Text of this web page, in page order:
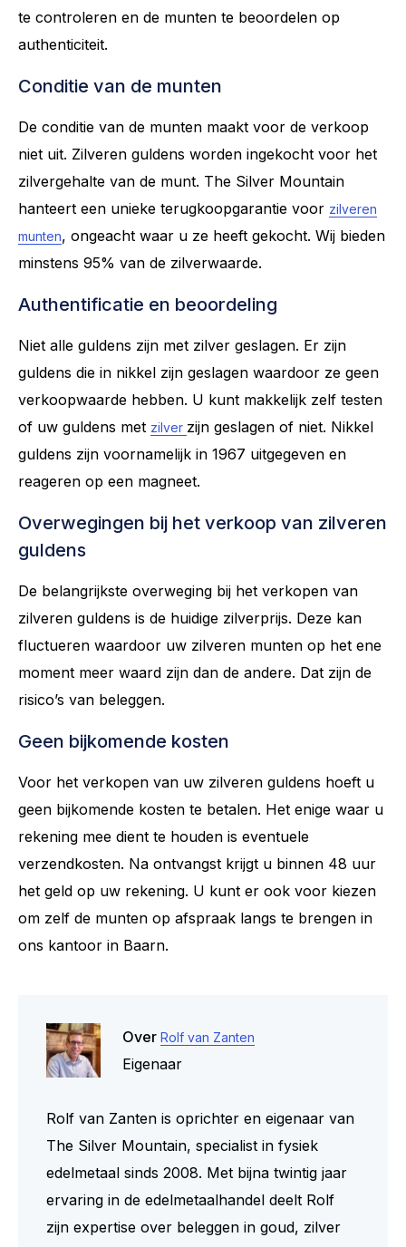
te controleren en de munten te beoordelen op
authenticiteit.
Conditie van de munten
De conditie van de munten maakt voor de verkoop
niet uit. Zilveren guldens worden ingekocht voor het
zilvergehalte van de munt. The Silver Mountain
hanteert een unieke terugkoopgarantie voor zilveren
munten, ongeacht waar u ze heeft gekocht. Wij bieden
minstens 95% van de zilverwaarde.
Authentificatie en beoordeling
Niet alle guldens zijn met zilver geslagen. Er zijn
guldens die in nikkel zijn geslagen waardoor ze geen
verkoopwaarde hebben. U kunt makkelijk zelf testen
of uw guldens met zilver zijn geslagen of niet. Nikkel
guldens zijn voornamelijk in 1967 uitgegeven en
reageren op een magneet.
Overwegingen bij het verkoop van zilveren
guldens
De belangrijkste overweging bij het verkopen van
zilveren guldens is de huidige zilverprijs. Deze kan
fluctueren waardoor uw zilveren munten op het ene
moment meer waard zijn dan de andere. Dat zijn de
risico’s van beleggen.
Geen bijkomende kosten
Voor het verkopen van uw zilveren guldens hoeft u
geen bijkomende kosten te betalen. Het enige waar u
rekening mee dient te houden is eventuele
verzendkosten. Na ontvangst krijgt u binnen 48 uur
het geld op uw rekening. U kunt er ook voor kiezen
om zelf de munten op afspraak langs te brengen in
ons kantoor in Baarn.
Over Rolf van Zanten
Eigenaar
Rolf van Zanten is oprichter en eigenaar van
The Silver Mountain, specialist in fysiek
edelmetaal sinds 2008. Met bijna twintig jaar
ervaring in de edelmetaalhandel deelt Rolf
zijn expertise over beleggen in goud, zilver